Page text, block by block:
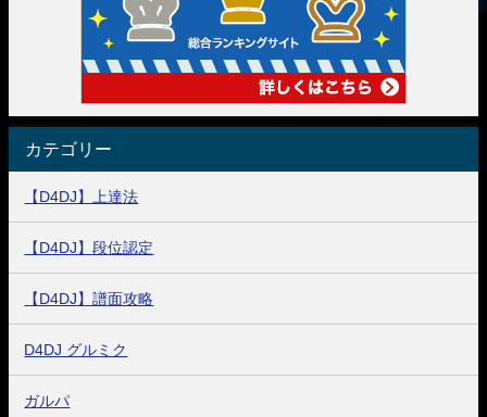
カテゴリー
【D4DJ】上達法
【D4DJ】段位認定
【D4DJ】譜面攻略
D4DJ グルミク
ガルパ